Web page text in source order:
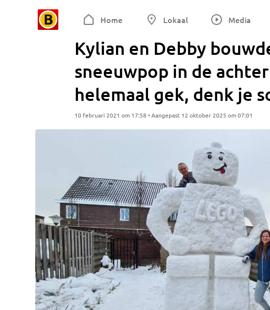
Home Lokaal Media
Kylian en Debby
sneeuwpop in de
helemaal gek, denk je
10 februari 2021 om 17:58 • Aangepast 12 oktober 2025 om 07:01